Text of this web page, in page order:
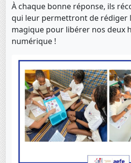
À chaque bonne réponse, ils
qui leur permettront de rédiger
magique pour libérer nos deux
numérique !